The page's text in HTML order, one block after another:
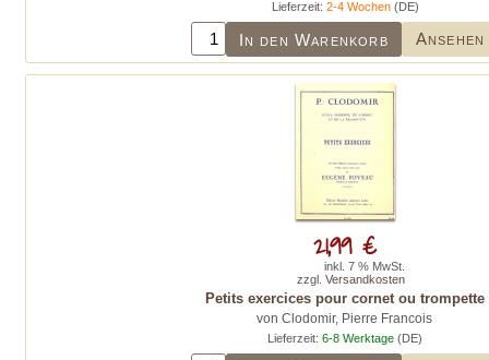
Lieferzeit: 2-4 Wochen(DE)
In den Warenkorb Ansehen
Petits exercices pour cornet ou trompette
von Clodomir, Pierre Francois
Lieferzeit: 6-8 Werktage(DE)
21,99 €
inkl. 7 % MwSt.
zzgl. Versandkosten